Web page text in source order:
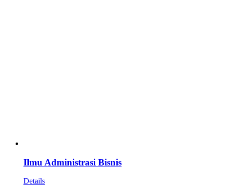
Ilmu Administrasi Bisnis
Details